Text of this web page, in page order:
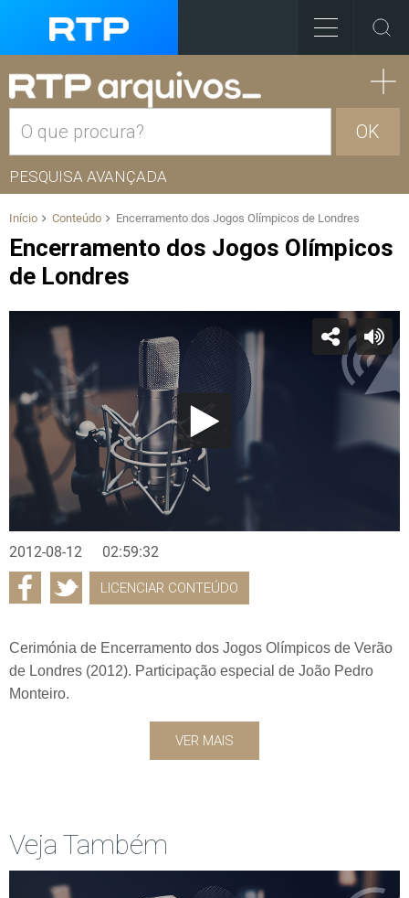
OK
PESQUISA AVANÇADA
Início Conteúdo Encerramento dos Jogos Olímpicos de Londres
Encerramento dos Jogos Olímpicos
de Londres
2012-08-12 02:59:32
LICENCIAR CONTEÚDO
Cerimónia de Encerramento dos Jogos Olímpicos de Verão
de Londres (2012). Participação especial de João Pedro
Monteiro.
VER MAIS
Veja Também